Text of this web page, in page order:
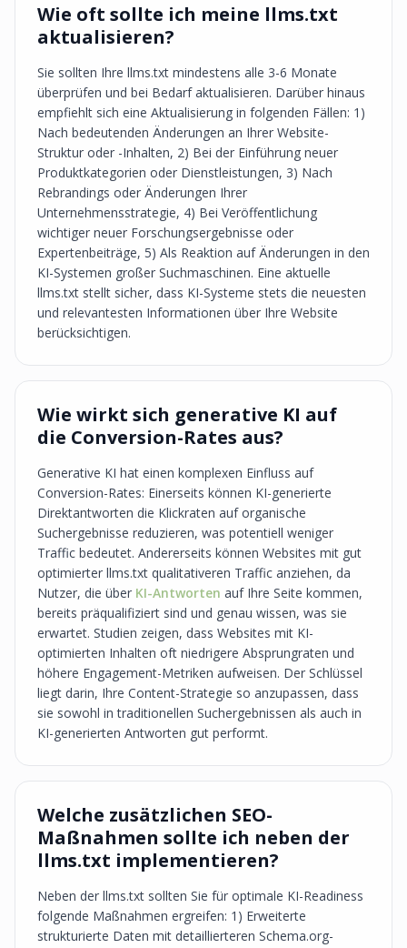
Wie oft sollte ich meine llms.txt
aktualisieren?
Sie sollten Ihre llms.txt mindestens alle 3-6 Monate
überprüfen und bei Bedarf aktualisieren. Darüber hinaus
empfiehlt sich eine Aktualisierung in folgenden Fällen: 1)
Nach bedeutenden Änderungen an Ihrer Website-
Struktur oder -Inhalten, 2) Bei der Einführung neuer
Produktkategorien oder Dienstleistungen, 3) Nach
Rebrandings oder Änderungen Ihrer
Unternehmensstrategie, 4) Bei Veröffentlichung
wichtiger neuer Forschungsergebnisse oder
Expertenbeiträge, 5) Als Reaktion auf Änderungen in den
KI-Systemen großer Suchmaschinen. Eine aktuelle
llms.txt stellt sicher, dass KI-Systeme stets die neuesten
und relevantesten Informationen über Ihre Website
berücksichtigen.
Wie wirkt sich generative KI auf
die Conversion-Rates aus?
Generative KI hat einen komplexen Einfluss auf
Conversion-Rates: Einerseits können KI-generierte
Direktantworten die Klickraten auf organische
Suchergebnisse reduzieren, was potentiell weniger
Traffic bedeutet. Andererseits können Websites mit gut
optimierter llms.txt qualitativeren Traffic anziehen, da
Nutzer, die über KI-Antworten auf Ihre Seite kommen,
bereits präqualifiziert sind und genau wissen, was sie
erwartet. Studien zeigen, dass Websites mit KI-
optimierten Inhalten oft niedrigere Absprungraten und
höhere Engagement-Metriken aufweisen. Der Schlüssel
liegt darin, Ihre Content-Strategie so anzupassen, dass
sie sowohl in traditionellen Suchergebnissen als auch in
KI-generierten Antworten gut performt.
Welche zusätzlichen SEO-
Maßnahmen sollte ich neben der
llms.txt implementieren?
Neben der llms.txt sollten Sie für optimale KI-Readiness
folgende Maßnahmen ergreifen: 1) Erweiterte
strukturierte Daten mit detaillierteren Schema.org-